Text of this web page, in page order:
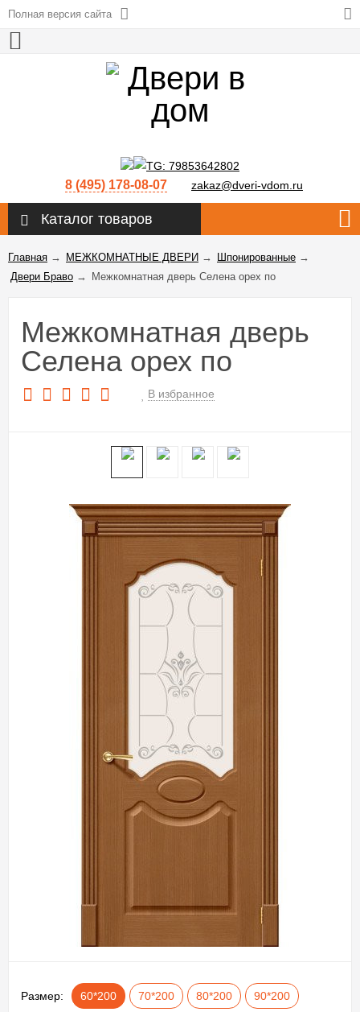
Полная версия сайта
8 (495) 178-08-07 zakaz@dveri-vdom.ru
Каталог товаров
Главная → МЕЖКОМНАТНЫЕ ДВЕРИ → Шпонированные →
Двери Браво → Межкомнатная дверь Селена орех по
Межкомнатная дверь
Селена орех по
В избранное
Размер: 60*200 70*200 80*200 90*200